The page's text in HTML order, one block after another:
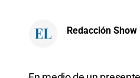
Redacción Show